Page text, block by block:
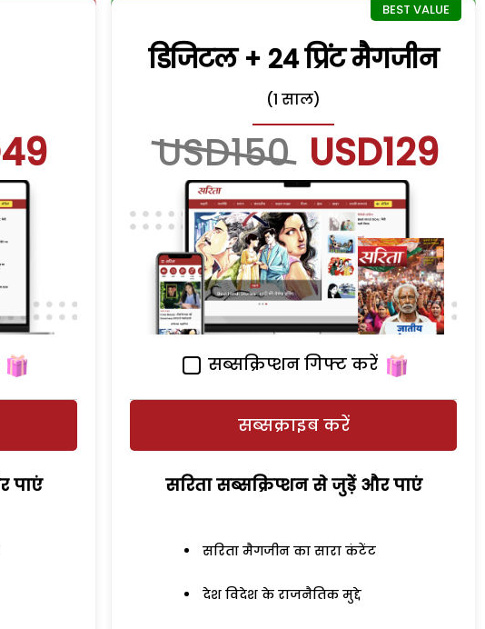
पाएं
डिजिटल + 24 प्रिंट मैगजीन
(1 साल)
USD150 USD129
सब्सक्रिप्शन गिफ्ट करें
सब्सक्राइब करें
सरिता सब्सक्रिप्शन से जुड़ेें और पाएं
सरिता मैगजीन का सारा कंटेंट
देश विदेश के राजनैतिक मुद्दे